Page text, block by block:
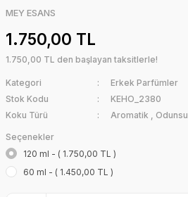
MEY ESANS
1.750,00 TL
1.750,00 TL den başlayan taksitlerle!
Kategori
Erkek Parfümler
Stok Kodu
KEHO_2380
Koku Türü
Aromatik , Odunsu
Seçenekler
120 ml - ( 1.750,00 TL )
60 ml - ( 1.450,00 TL )